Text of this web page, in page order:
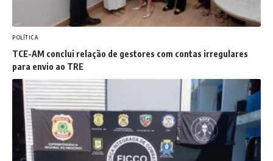
POLÍTICA
TCE-AM conclui relação de gestores com contas irregulares
para envio ao TRE